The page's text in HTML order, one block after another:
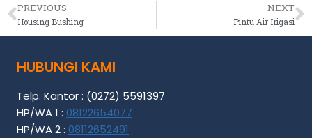
PREVIOUS
Housing Bushing
NEXT
Pintu Air Irigasi
HUBUNGI KAMI
Telp. Kantor : (0272) 5591397
HP/WA 1 : 08122654077
HP/WA 2 : 08112652491